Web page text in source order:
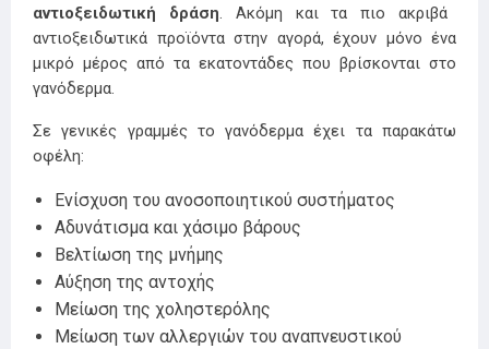
αντιοξειδωτική δράση. Ακόμη και τα πιο ακριβά
αντιοξειδωτικά προϊόντα στην αγορά, έχουν μόνο ένα
μικρό μέρος από τα εκατοντάδες που βρίσκονται στο
γανόδερμα.
Σε γενικές γραμμές το γανόδερμα έχει τα παρακάτω
οφέλη:
Ενίσχυση του ανοσοποιητικού συστήματος
Αδυνάτισμα και χάσιμο βάρους
Βελτίωση της μνήμης
Αύξηση της αντοχής
Μείωση της χοληστερόλης
Μείωση των αλλεργιών του αναπνευστικού